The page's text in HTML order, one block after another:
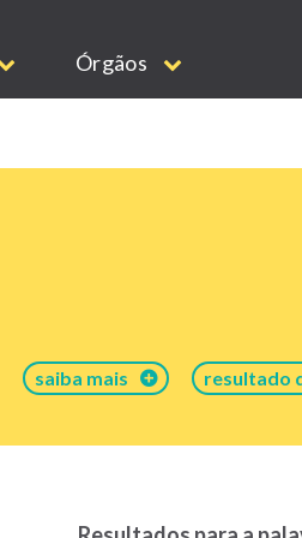
Órgãos
saiba mais resultado